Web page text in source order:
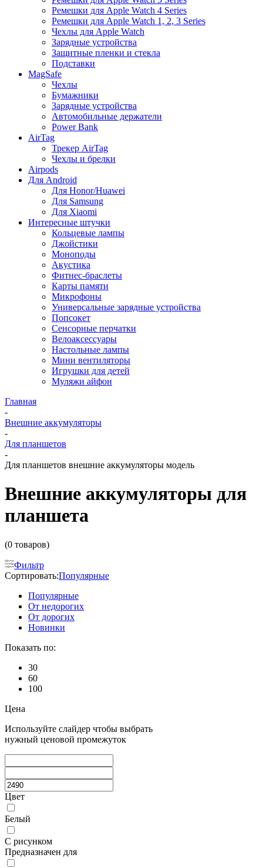
Ремешки для Apple Watch 4 Series
Ремешки для Apple Watch 1, 2, 3 Series
Чехлы для Apple Watch
Зарядные устройства
Защитные пленки и стекла
Подставки
MagSafe
Чехлы
Бумажники
Зарядные устройства
Автомобильные держатели
Power Bank
AirTag
Трекер AirTag
Чехлы и брелки
Airpods
Для Android
Для Honor/Huawei
Для Samsung
Для Xiaomi
Интересные штучки
Кольцевые лампы
Джойстики
Моноподы
Акустика
Фитнес-браслеты
Карты памяти
Микрофоны
Универсальные зарядные устройства
Попсокет
Сенсорные перчатки
Велоаксессуары
Настольные лампы
Мини вентиляторы
Игрушки для детей
Муляжи айфон
Главная
-
Внешние аккумуляторы
-
Для планшетов
-
Для планшетов внешние аккумуляторы модель
Внешние аккумуляторы для
планшета
(0 товаров)
Фильтр
Сортировать:Популярные
Популярные
От недорогих
От дорогих
Новинки
Показать по:
30
60
100
Цена
Используйте слайдер чтобы выбрать
нужный ценовой промежуток
Цвет
Белый
С рисунком
Предназначен для